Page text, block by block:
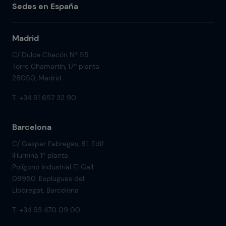
Sedes en España
Madrid
C/ Dulce Chacón Nº 55
Torre Chamartín, 17ª planta
28050, Madrid
T. +34 91 657 32 90
Barcelona
C/ Gaspar Fabregas, 81. Edif.
Il·lumina 1ª planta
Polígono Industrial El Gall
08950. Esplugues del
Llobregat, Barcelona
T. +34 93 470 09 00